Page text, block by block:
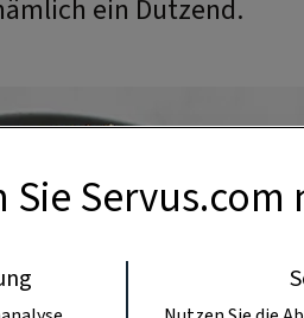
ein Dutzend.
Servus.com